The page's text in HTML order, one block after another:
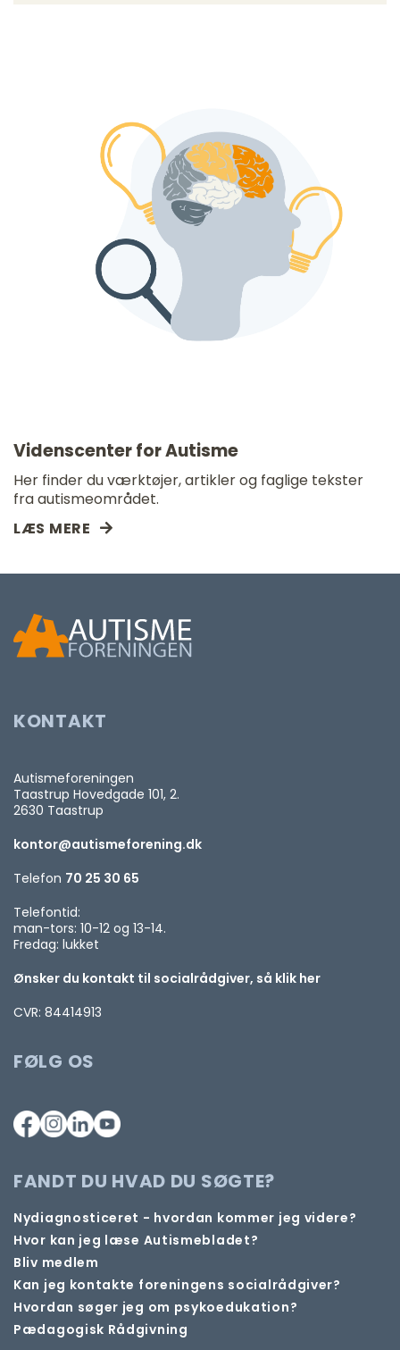
Videnscenter for Autisme
Her finder du værktøjer, artikler og faglige tekster
fra autismeområdet.
LÆS MERE
KONTAKT
Autismeforeningen
Taastrup Hovedgade 101, 2.
2630 Taastrup
kontor@autismeforening.dk
Telefon 70 25 30 65
Telefontid:
man-tors: 10-12 og 13-14.
Fredag: lukket
Ønsker du kontakt til socialrådgiver, så klik her
CVR: 84414913
FØLG OS
FANDT DU HVAD DU SØGTE?
Nydiagnosticeret - hvordan kommer jeg videre?
Hvor kan jeg læse Autismebladet?
Bliv medlem
Kan jeg kontakte foreningens socialrådgiver?
Hvordan søger jeg om psykoedukation?
Pædagogisk Rådgivning